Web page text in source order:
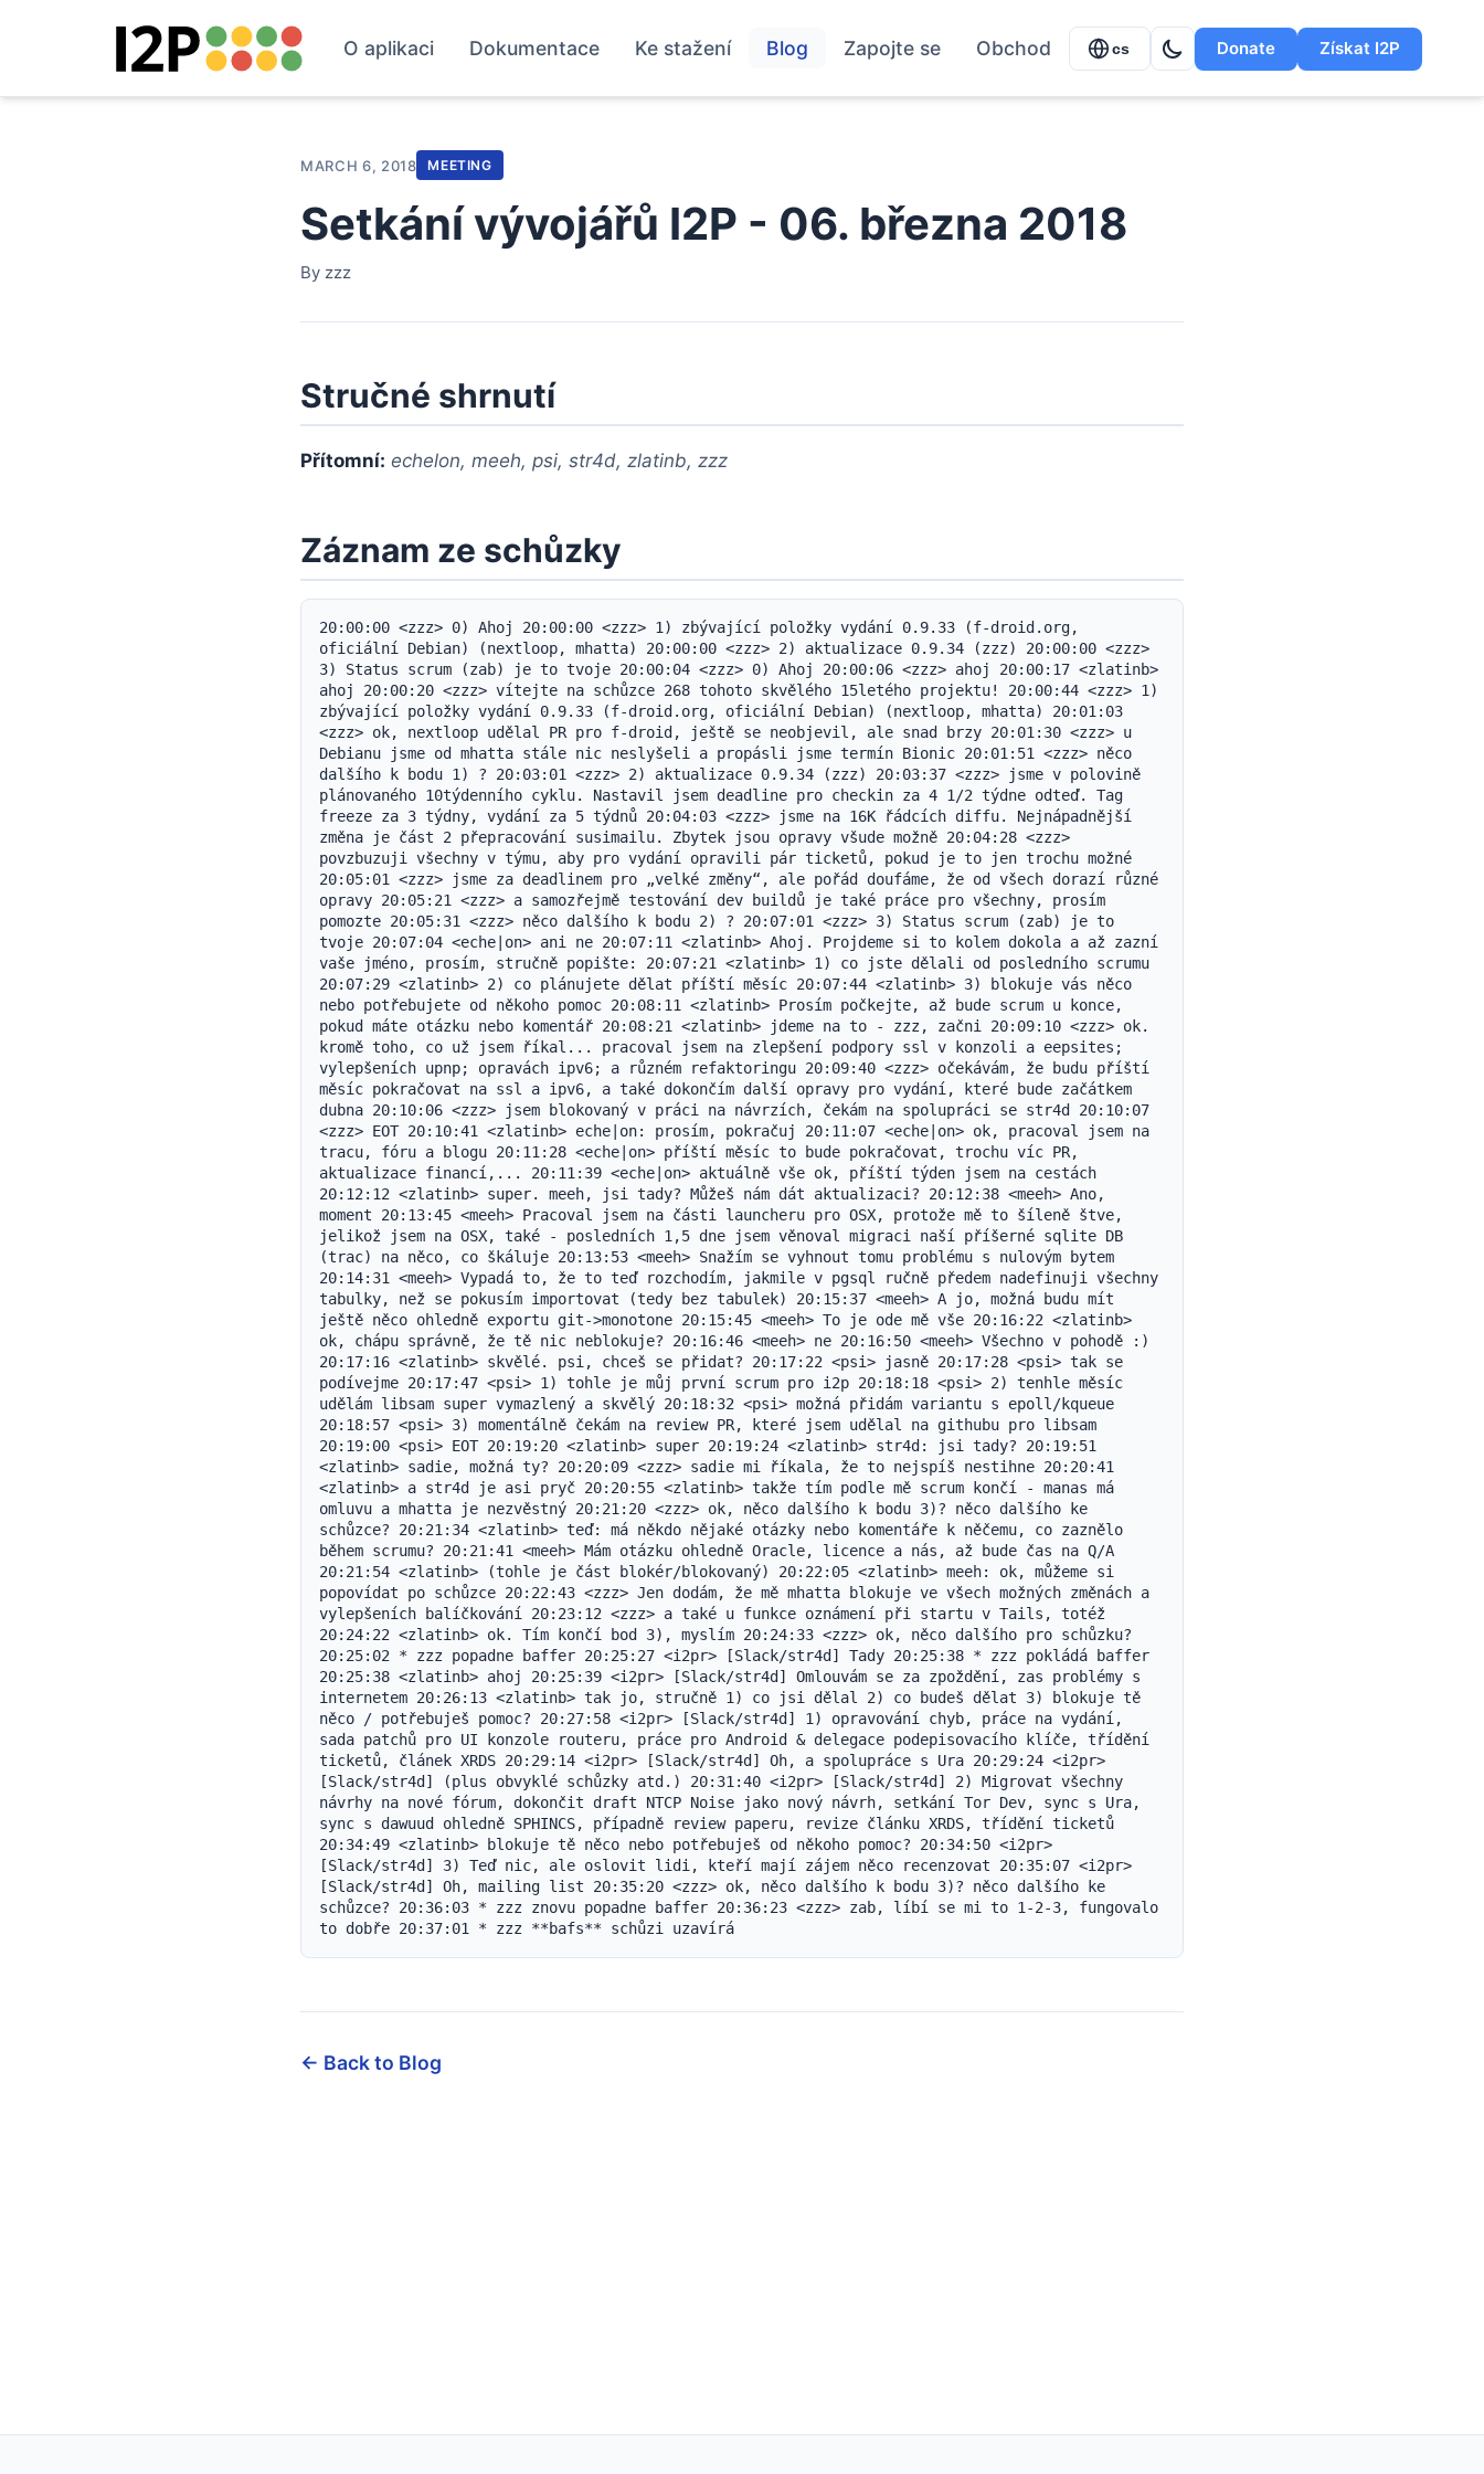
O aplikaci Dokumentace Ke stažení Blog Zapojte se Obchod cs Donate Získat I2P
MARCH 6, 2018 MEETING
Setkání vývojářů I2P - 06. března 2018
By zzz
Stručné shrnutí
Přítomní: echelon, meeh, psi, str4d, zlatinb, zzz
Záznam ze schůzky
20:00:00 <zzz> 0) Ahoj 20:00:00 <zzz> 1) zbývající položky vydání 0.9.33 (f-droid.org,
oficiální Debian) (nextloop, mhatta) 20:00:00 <zzz> 2) aktualizace 0.9.34 (zzz) 20:00:00 <zzz>
3) Status scrum (zab) je to tvoje 20:00:04 <zzz> 0) Ahoj 20:00:06 <zzz> ahoj 20:00:17 <zlatinb>
ahoj 20:00:20 <zzz> vítejte na schůzce 268 tohoto skvělého 15letého projektu! 20:00:44 <zzz> 1)
zbývající položky vydání 0.9.33 (f-droid.org, oficiální Debian) (nextloop, mhatta) 20:01:03
<zzz> ok, nextloop udělal PR pro f-droid, ještě se neobjevil, ale snad brzy 20:01:30 <zzz> u
Debianu jsme od mhatta stále nic neslyšeli a propásli jsme termín Bionic 20:01:51 <zzz> něco
dalšího k bodu 1) ? 20:03:01 <zzz> 2) aktualizace 0.9.34 (zzz) 20:03:37 <zzz> jsme v polovině
plánovaného 10týdenního cyklu. Nastavil jsem deadline pro checkin za 4 1/2 týdne odteď. Tag
freeze za 3 týdny, vydání za 5 týdnů 20:04:03 <zzz> jsme na 16K řádcích diffu. Nejnápadnější
změna je část 2 přepracování susimailu. Zbytek jsou opravy všude možně 20:04:28 <zzz>
povzbuzuji všechny v týmu, aby pro vydání opravili pár ticketů, pokud je to jen trochu možné
20:05:01 <zzz> jsme za deadlinem pro „velké změny“, ale pořád doufáme, že od všech dorazí různé
opravy 20:05:21 <zzz> a samozřejmě testování dev buildů je také práce pro všechny, prosím
pomozte 20:05:31 <zzz> něco dalšího k bodu 2) ? 20:07:01 <zzz> 3) Status scrum (zab) je to
tvoje 20:07:04 <eche|on> ani ne 20:07:11 <zlatinb> Ahoj. Projdeme si to kolem dokola a až zazní
vaše jméno, prosím, stručně popište: 20:07:21 <zlatinb> 1) co jste dělali od posledního scrumu
20:07:29 <zlatinb> 2) co plánujete dělat příští měsíc 20:07:44 <zlatinb> 3) blokuje vás něco
nebo potřebujete od někoho pomoc 20:08:11 <zlatinb> Prosím počkejte, až bude scrum u konce,
pokud máte otázku nebo komentář 20:08:21 <zlatinb> jdeme na to - zzz, začni 20:09:10 <zzz> ok.
kromě toho, co už jsem říkal... pracoval jsem na zlepšení podpory ssl v konzoli a eepsites;
vylepšeních upnp; opravách ipv6; a různém refaktoringu 20:09:40 <zzz> očekávám, že budu příští
měsíc pokračovat na ssl a ipv6, a také dokončím další opravy pro vydání, které bude začátkem
dubna 20:10:06 <zzz> jsem blokovaný v práci na návrzích, čekám na spolupráci se str4d 20:10:07
<zzz> EOT 20:10:41 <zlatinb> eche|on: prosím, pokračuj 20:11:07 <eche|on> ok, pracoval jsem na
tracu, fóru a blogu 20:11:28 <eche|on> příští měsíc to bude pokračovat, trochu víc PR,
aktualizace financí,... 20:11:39 <eche|on> aktuálně vše ok, příští týden jsem na cestách
20:12:12 <zlatinb> super. meeh, jsi tady? Můžeš nám dát aktualizaci? 20:12:38 <meeh> Ano,
moment 20:13:45 <meeh> Pracoval jsem na části launcheru pro OSX, protože mě to šíleně štve,
jelikož jsem na OSX, také - posledních 1,5 dne jsem věnoval migraci naší příšerné sqlite DB
(trac) na něco, co škáluje 20:13:53 <meeh> Snažím se vyhnout tomu problému s nulovým bytem
20:14:31 <meeh> Vypadá to, že to teď rozchodím, jakmile v pgsql ručně předem nadefinuji všechny
tabulky, než se pokusím importovat (tedy bez tabulek) 20:15:37 <meeh> A jo, možná budu mít
ještě něco ohledně exportu git->monotone 20:15:45 <meeh> To je ode mě vše 20:16:22 <zlatinb>
ok, chápu správně, že tě nic neblokuje? 20:16:46 <meeh> ne 20:16:50 <meeh> Všechno v pohodě :)
20:17:16 <zlatinb> skvělé. psi, chceš se přidat? 20:17:22 <psi> jasně 20:17:28 <psi> tak se
podívejme 20:17:47 <psi> 1) tohle je můj první scrum pro i2p 20:18:18 <psi> 2) tenhle měsíc
udělám libsam super vymazlený a skvělý 20:18:32 <psi> možná přidám variantu s epoll/kqueue
20:18:57 <psi> 3) momentálně čekám na review PR, které jsem udělal na githubu pro libsam
20:19:00 <psi> EOT 20:19:20 <zlatinb> super 20:19:24 <zlatinb> str4d: jsi tady? 20:19:51
<zlatinb> sadie, možná ty? 20:20:09 <zzz> sadie mi říkala, že to nejspíš nestihne 20:20:41
<zlatinb> a str4d je asi pryč 20:20:55 <zlatinb> takže tím podle mě scrum končí - manas má
omluvu a mhatta je nezvěstný 20:21:20 <zzz> ok, něco dalšího k bodu 3)? něco dalšího ke
schůzce? 20:21:34 <zlatinb> teď: má někdo nějaké otázky nebo komentáře k něčemu, co zaznělo
během scrumu? 20:21:41 <meeh> Mám otázku ohledně Oracle, licence a nás, až bude čas na Q/A
20:21:54 <zlatinb> (tohle je část blokér/blokovaný) 20:22:05 <zlatinb> meeh: ok, můžeme si
popovídat po schůzce 20:22:43 <zzz> Jen dodám, že mě mhatta blokuje ve všech možných změnách a
vylepšeních balíčkování 20:23:12 <zzz> a také u funkce oznámení při startu v Tails, totéž
20:24:22 <zlatinb> ok. Tím končí bod 3), myslím 20:24:33 <zzz> ok, něco dalšího pro schůzku?
20:25:02 * zzz popadne baffer 20:25:27 <i2pr> [Slack/str4d] Tady 20:25:38 * zzz pokládá baffer
20:25:38 <zlatinb> ahoj 20:25:39 <i2pr> [Slack/str4d] Omlouvám se za zpoždění, zas problémy s
internetem 20:26:13 <zlatinb> tak jo, stručně 1) co jsi dělal 2) co budeš dělat 3) blokuje tě
něco / potřebuješ pomoc? 20:27:58 <i2pr> [Slack/str4d] 1) opravování chyb, práce na vydání,
sada patchů pro UI konzole routeru, práce pro Android & delegace podepisovacího klíče, třídění
ticketů, článek XRDS 20:29:14 <i2pr> [Slack/str4d] Oh, a spolupráce s Ura 20:29:24 <i2pr>
[Slack/str4d] (plus obvyklé schůzky atd.) 20:31:40 <i2pr> [Slack/str4d] 2) Migrovat všechny
návrhy na nové fórum, dokončit draft NTCP Noise jako nový návrh, setkání Tor Dev, sync s Ura,
sync s dawuud ohledně SPHINCS, případně review paperu, revize článku XRDS, třídění ticketů
20:34:49 <zlatinb> blokuje tě něco nebo potřebuješ od někoho pomoc? 20:34:50 <i2pr>
[Slack/str4d] 3) Teď nic, ale oslovit lidi, kteří mají zájem něco recenzovat 20:35:07 <i2pr>
[Slack/str4d] Oh, mailing list 20:35:20 <zzz> ok, něco dalšího k bodu 3)? něco dalšího ke
schůzce? 20:36:03 * zzz znovu popadne baffer 20:36:23 <zzz> zab, líbí se mi to 1-2-3, fungovalo
to dobře 20:37:01 * zzz **bafs** schůzi uzavírá
← Back to Blog